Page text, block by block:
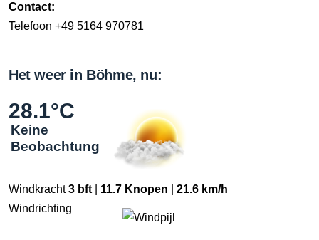
Contact:
Telefoon +49 5164 970781
Het weer in Böhme, nu:
28.1°C
Keine
Beobachtung
Windkracht3 bft 11.7 Knopen
21.6 km/h
Windrichting